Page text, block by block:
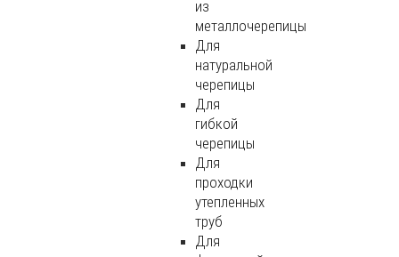
из
металлочерепицы
Для
натуральной
черепицы
Для
гибкой
черепицы
Для
проходки
утепленных
труб
Для